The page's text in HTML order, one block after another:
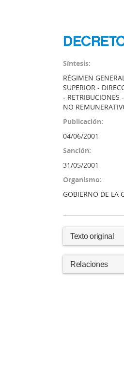
Síntesis:
RÉGIMEN
SUPERIOR -
- RETRIBUCIONES
NO
Publicación:
04/06/2001
Sanción:
31/05/2001
Organismo:
GOBIERNO DE LA
Texto original
Relaciones